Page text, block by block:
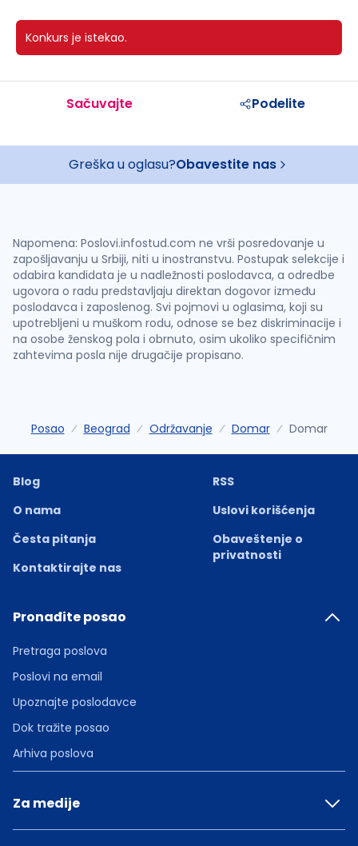
Konkurs je istekao.
Sačuvajte Podelite
Greška u oglasu?Obavestite nas
Napomena: Poslovi.infostud.com ne vrši posredovanje u
zapošljavanju u Srbiji, niti u inostranstvu. Postupak selekcije i
odabira kandidata je u nadležnosti poslodavca, a odredbe
ugovora o radu predstavljaju direktan dogovor između
poslodavca i zaposlenog. Svi pojmovi u oglasima, koji su
upotrebljeni u muškom rodu, odnose se bez diskriminacije i
na osobe ženskog pola i obrnuto, osim ukoliko specifičnim
zahtevima posla nije drugačije propisano.
Posao Beograd Održavanje Domar Domar
Blog
O nama
Česta pitanja
Kontaktirajte nas
RSS
Uslovi korišćenja
Obaveštenje o
privatnosti
Pronađite posao
Pretraga poslova
Poslovi na email
Upoznajte poslodavce
Dok tražite posao
Arhiva poslova
Za medije